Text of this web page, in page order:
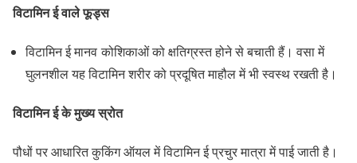
विटामिन ई वाले फूड्स
विटामिन ई मानव कोशिकाओं को क्षतिग्रस्त होने से बचाती हैं। वसा में
घुलनशील यह विटामिन शरीर को प्रदूषित माहौल में भी स्वस्थ रखती है।
विटामिन ई के मुख्य स्रोत
पौधों पर आधारित कुकिंग ऑयल में विटामिन ई प्रचुर मात्रा में पाई जाती है।